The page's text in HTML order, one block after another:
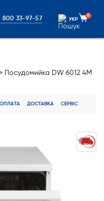
800 33-97-57 УКР
УКР
0
>
Посудомийка DW 6012 4M
ОПЛАТА ДОСТАВКА СЕРВІС